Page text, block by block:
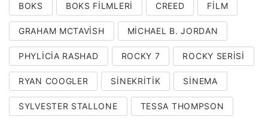
BOKS BOKS FILMLERI CREED FILM
GRAHAM MCTAVISH MICHAEL B. JORDAN
PHYLICIA RASHAD ROCKY 7 ROCKY SERISI
RYAN COOGLER SINEKRITIK SINEMA
SYLVESTER STALLONE TESSA THOMPSON